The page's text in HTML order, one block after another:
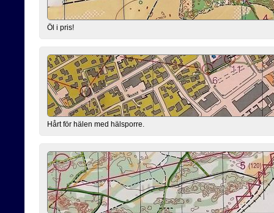
Öl i pris!
Hårt för hälen med hälsporre.